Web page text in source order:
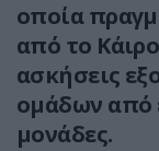
οποία
από το
ασκήσεις
ομάδων από
μονάδες.